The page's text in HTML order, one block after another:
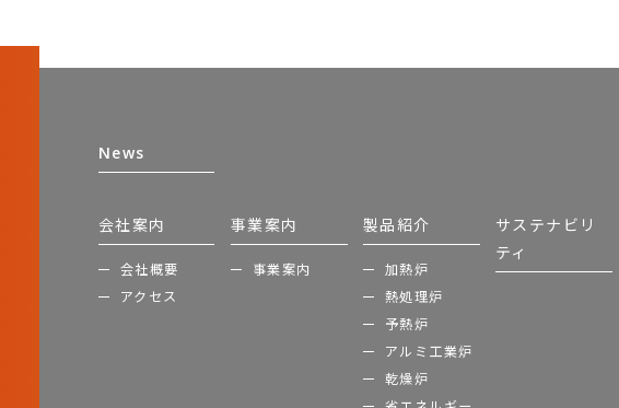
News
会社案内
会社概要
アクセス
事業案内
事業案内
製品紹介
加熱炉
熱処理炉
予熱炉
アルミ工業炉
乾燥炉
サステナビリ
ティ